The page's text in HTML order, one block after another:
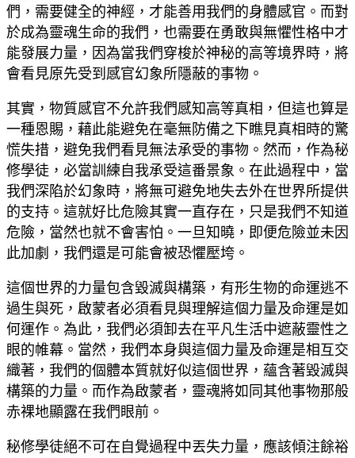
們，需要健全的神經，才能善用我們的身體感官。而對
於成為靈魂生命的我們，也需要在勇敢與無懼性格中才
能發展力量，因為當我們穿梭於神秘的高等境界時，將
會看見原先受到感官幻象所隱蔽的事物。
其實，物質感官不允許我們感知高等真相，但這也算是
一種恩賜，藉此能避免在毫無防備之下瞧見真相時的驚
慌失措，避免我們看見無法承受的事物。然而，作為秘
修學徒，必當訓練自我承受這番景象。在此過程中，當
我們深陷於幻象時，將無可避免地失去外在世界所提供
的支持。這就好比危險其實一直存在，只是我們不知道
危險，當然也就不會害怕。一旦知曉，即便危險並未因
此加劇，我們還是可能會被恐懼壓垮。
這個世界的力量包含毀滅與構築，有形生物的命運逃不
過生與死，啟蒙者必須看見與理解這個力量及命運是如
何運作。為此，我們必須卸去在平凡生活中遮蔽靈性之
眼的帷幕。當然，我們本身與這個力量及命運是相互交
織著，我們的個體本質就好似這個世界，蘊含著毀滅與
構築的力量。而作為啟蒙者，靈魂將如同其他事物那般
赤裸地顯露在我們眼前。
秘修學徒絕不可在自覺過程中丟失力量，應該傾注餘裕